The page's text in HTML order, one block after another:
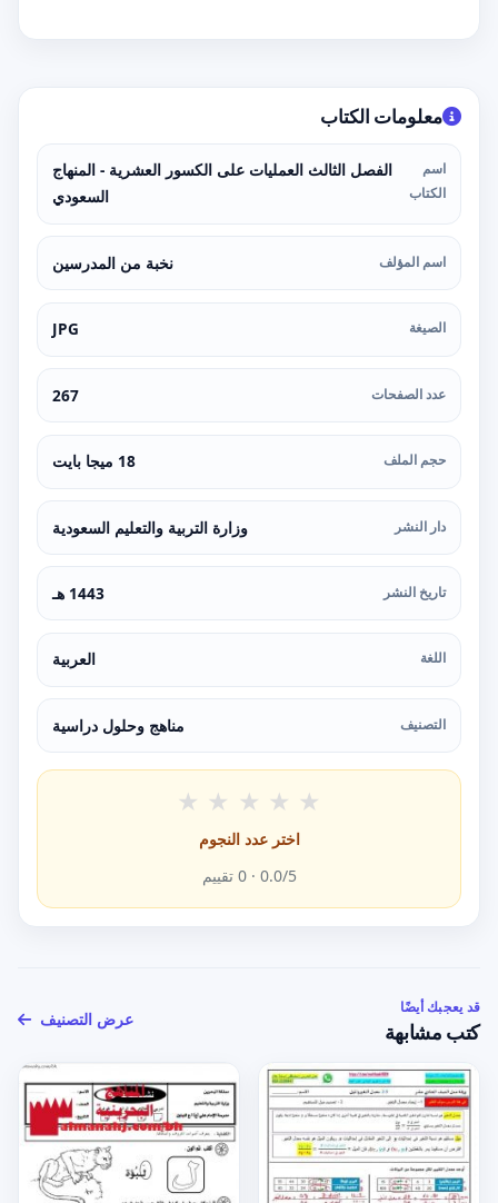
معلومات الكتاب
اسم
الكتاب
الفصل الثالث العمليات على الكسور العشرية - المنهاج
السعودي
اسم المؤلف نخبة من المدرسين
الصيغة JPG
عدد الصفحات 267
حجم الملف 18 ميجا بايت
دار النشر وزارة التربية والتعليم السعودية
تاريخ النشر 1443 هـ
اللغة العربية
التصنيف مناهج وحلول دراسية
★ ★ ★ ★ ★
اختر عدد النجوم
0.0/5 ·
0 تقييم
قد يعجبك أيضًا
كتب مشابهة
عرض التصنيف